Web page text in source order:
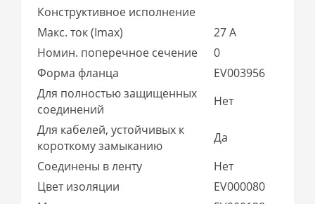
Конструктивное исполнение
Макс. ток (Imax)
27 А
Номин. поперечное сечение
0
Форма фланца
EV003956
Для полностью защищенных
соединений
Нет
Для кабелей, устойчивых к
короткому замыканию
Да
Соединены в ленту
Нет
Цвет изоляции
EV000080